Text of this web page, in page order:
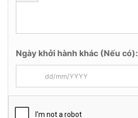
Ngày khởi hành khác (Nếu có):